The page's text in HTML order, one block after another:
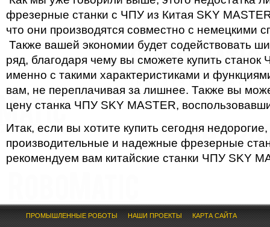
фрезерные станки с ЧПУ из Китая SKY
что они производятся совместно с немецкими
Также вашей экономии будет содействовать
ряд, благодаря чему вы сможете купить станок
именно с такими характеристиками и
вам, не переплачивая за лишнее. Также вы
цену станка ЧПУ SKY MASTER,
Итак, если вы хотите купить сегодня
производительные и надежные фрезерные
рекомендуем вам китайские станки ЧПУ SKY
ПРОМЫШЛЕННЫЕ РОБОТЫ НАШИ ПРОЕКТЫ КАРТА САЙТА